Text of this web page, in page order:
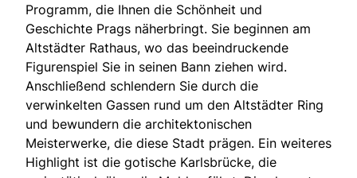
Programm, die Ihnen die Schönheit und
Geschichte Prags näherbringt. Sie beginnen am
Altstädter Rathaus, wo das beeindruckende
Figurenspiel Sie in seinen Bann ziehen wird.
Anschließend schlendern Sie durch die
verwinkelten Gassen rund um den Altstädter Ring
und bewundern die architektonischen
Meisterwerke, die diese Stadt prägen. Ein weiteres
Highlight ist die gotische Karlsbrücke, die